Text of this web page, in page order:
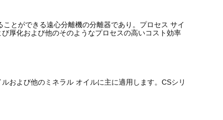
とができる遠心分離機の分離器であり。プロセス サイ
厚化および他のそのようなプロセスの高いコスト効率
および他のミネラル オイルに主に適用します。CSシリ